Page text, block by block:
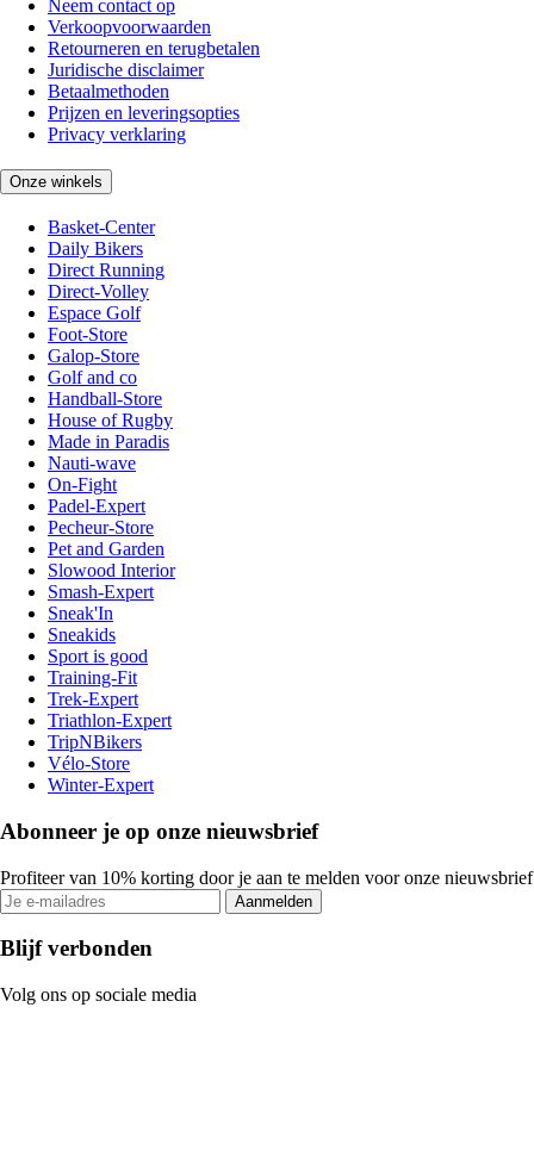
Neem contact op
Verkoopvoorwaarden
Retourneren en terugbetalen
Juridische disclaimer
Betaalmethoden
Prijzen en leveringsopties
Privacy verklaring
Onze winkels
Basket-Center
Daily Bikers
Direct Running
Direct-Volley
Espace Golf
Foot-Store
Galop-Store
Golf and co
Handball-Store
House of Rugby
Made in Paradis
Nauti-wave
On-Fight
Padel-Expert
Pecheur-Store
Pet and Garden
Slowood Interior
Smash-Expert
Sneak'In
Sneakids
Sport is good
Training-Fit
Trek-Expert
Triathlon-Expert
TripNBikers
Vélo-Store
Winter-Expert
Abonneer je op onze nieuwsbrief
Profiteer van 10% korting door je aan te melden voor onze nieuwsbrief
Aanmelden
Blijf verbonden
Volg ons op sociale media